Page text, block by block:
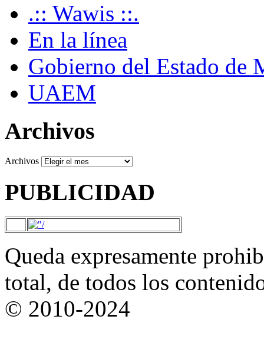
.:: Wawis ::.
En la línea
Gobierno del Estado de
UAEM
Archivos
Archivos
PUBLICIDAD
Queda expresamente
total, de todos los
© 2010-2024